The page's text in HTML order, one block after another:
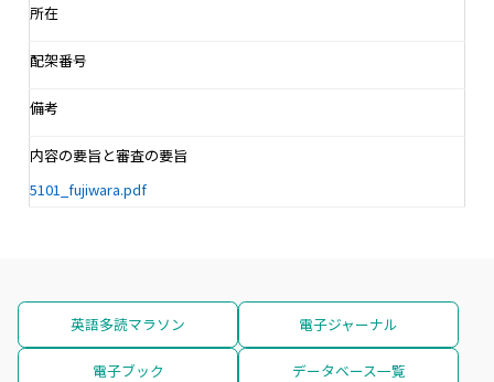
所在
配架番号
備考
内容の要旨と審査の要旨
5101_fujiwara.pdf
英語多読マラソン 電子ジャーナル
電子ブック データベース一覧